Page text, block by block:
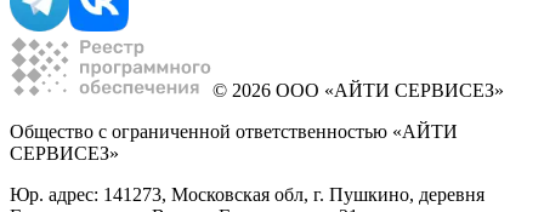
© 2026 ООО «АЙТИ СЕРВИСЕЗ»
Общество с ограниченной ответственностью «АЙТИ
СЕРВИСЕЗ»
Юр. адрес: 141273, Московская обл, г. Пушкино, деревня